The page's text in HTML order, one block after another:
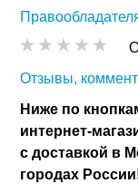
Отзывы,
Ниже по
интернет-
с доставкой в
городах